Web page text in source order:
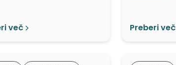
več Preberi več